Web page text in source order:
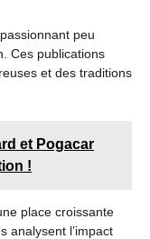
peu
Ces publications
et des traditions
et Pogacar
!
place croissante
analysent l’impact